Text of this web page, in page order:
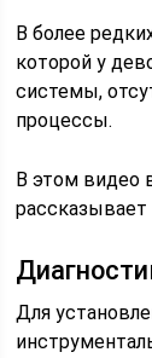
В более
которой у
системы,
процессы.
В этом видео
Для